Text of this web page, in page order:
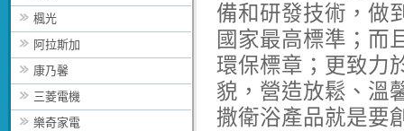
楓光
阿拉斯加
康乃馨
三菱電機
樂奇家電
備和研發技術，做
國家最高標準；而
環保標章；更致力
貌，營造放鬆、溫
撒衛浴產品就是要